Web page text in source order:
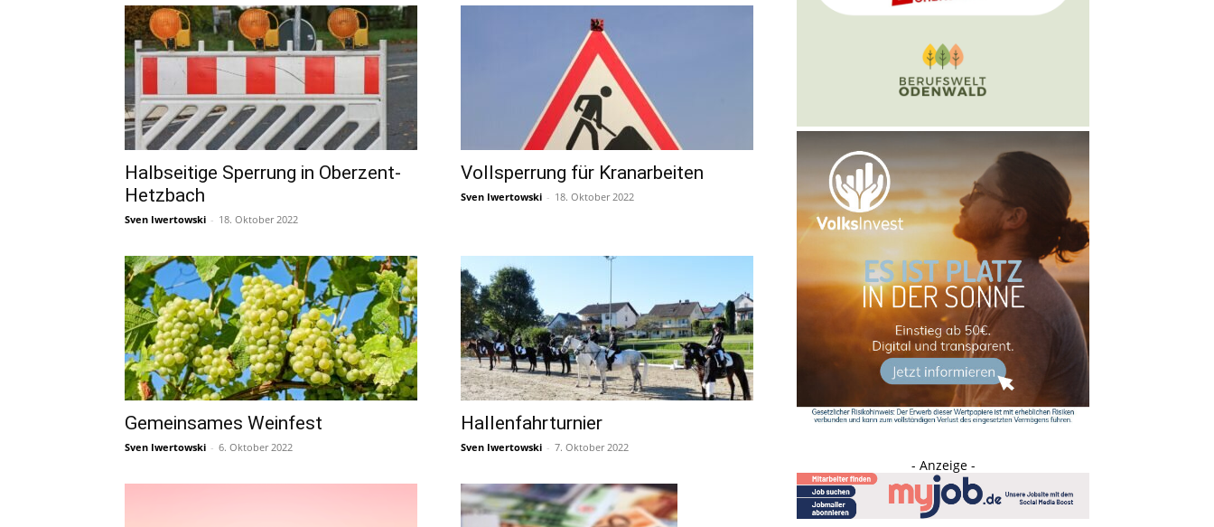
Halbseitige Sperrung in Oberzent-
Hetzbach
Sven Iwertowski - 18. Oktober 2022
Vollsperrung für Kranarbeiten
Sven Iwertowski - 18. Oktober 2022
Gemeinsames Weinfest
Sven Iwertowski - 6. Oktober 2022
Hallenfahrturnier
Sven Iwertowski - 7. Oktober 2022
- Anzeige -